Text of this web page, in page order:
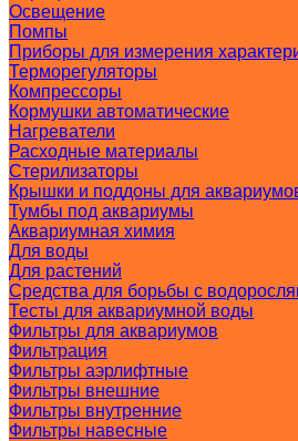
Освещение
Помпы
Приборы для измерения
Терморегуляторы
Компрессоры
Кормушки автоматические
Нагреватели
Расходные материалы
Стерилизаторы
Крышки и поддоны для
Тумбы под аквариумы
Аквариумная химия
Для воды
Для растений
Средства для борьбы с
Тесты для аквариумной воды
Фильтры для аквариумов
Фильтрация
Фильтры аэрлифтные
Фильтры внешние
Фильтры внутренние
Фильтры навесные